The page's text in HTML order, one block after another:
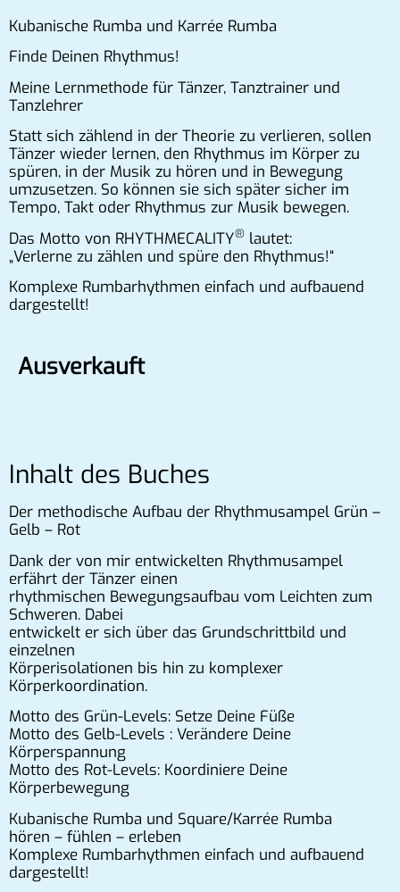
Kubanische Rumba und Karrée Rumba
Finde Deinen Rhythmus!
Meine Lernmethode für Tänzer, Tanztrainer und
Tanzlehrer
Statt sich zählend in der Theorie zu verlieren, sollen
Tänzer wieder lernen, den Rhythmus im Körper zu
spüren, in der Musik zu hören und in Bewegung
umzusetzen. So können sie sich später sicher im
Tempo, Takt oder Rhythmus zur Musik bewegen.
Das Motto von RHYTHMECALITY® lautet:
„Verlerne zu zählen und spüre den Rhythmus!“
Komplexe Rumbarhythmen einfach und aufbauend
dargestellt!
Ausverkauft
Inhalt des Buches
Der methodische Aufbau der Rhythmusampel Grün –
Gelb – Rot
Dank der von mir entwickelten Rhythmusampel
erfährt der Tänzer einen
rhythmischen Bewegungsaufbau vom Leichten zum
Schweren. Dabei
entwickelt er sich über das Grundschrittbild und
einzelnen
Körperisolationen bis hin zu komplexer
Körperkoordination.
Motto des Grün-Levels: Setze Deine Füße
Motto des Gelb-Levels : Verändere Deine
Körperspannung
Motto des Rot-Levels: Koordiniere Deine
Körperbewegung
Kubanische Rumba und Square/Karrée Rumba
hören – fühlen – erleben
Komplexe Rumbarhythmen einfach und aufbauend
dargestellt!